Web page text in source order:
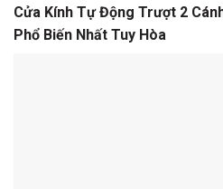
Cửa Kính Tự Động Trượt 2
Phổ Biến Nhất Tuy Hòa